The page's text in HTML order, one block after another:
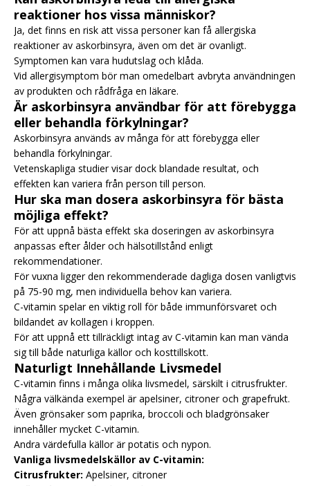
reaktioner hos vissa människor?
Ja, det finns en risk att vissa personer kan få allergiska
reaktioner av askorbinsyra, även om det är ovanligt.
Symptomen kan vara hudutslag och klåda.
Vid allergisymptom bör man omedelbart avbryta användningen
av produkten och rådfråga en läkare.
Är askorbinsyra användbar för att förebygga
eller behandla förkylningar?
Askorbinsyra används av många för att förebygga eller
behandla förkylningar.
Vetenskapliga studier visar dock blandade resultat, och
effekten kan variera från person till person.
Hur ska man dosera askorbinsyra för bästa
möjliga effekt?
För att uppnå bästa effekt ska doseringen av askorbinsyra
anpassas efter ålder och hälsotillstånd enligt
rekommendationer.
För vuxna ligger den rekommenderade dagliga dosen vanligtvis
på 75-90 mg, men individuella behov kan variera.
C-vitamin spelar en viktig roll för både immunförsvaret och
bildandet av kollagen i kroppen.
För att uppnå ett tillräckligt intag av C-vitamin kan man vända
sig till både naturliga källor och kosttillskott.
Naturligt Innehållande Livsmedel
C-vitamin finns i många olika livsmedel, särskilt i citrusfrukter.
Några välkända exempel är apelsiner, citroner och grapefrukt.
Även grönsaker som paprika, broccoli och bladgrönsaker
innehåller mycket C-vitamin.
Andra värdefulla källor är potatis och nypon.
Vanliga livsmedelskällor av C-vitamin:
Citrusfrukter: Apelsiner, citroner